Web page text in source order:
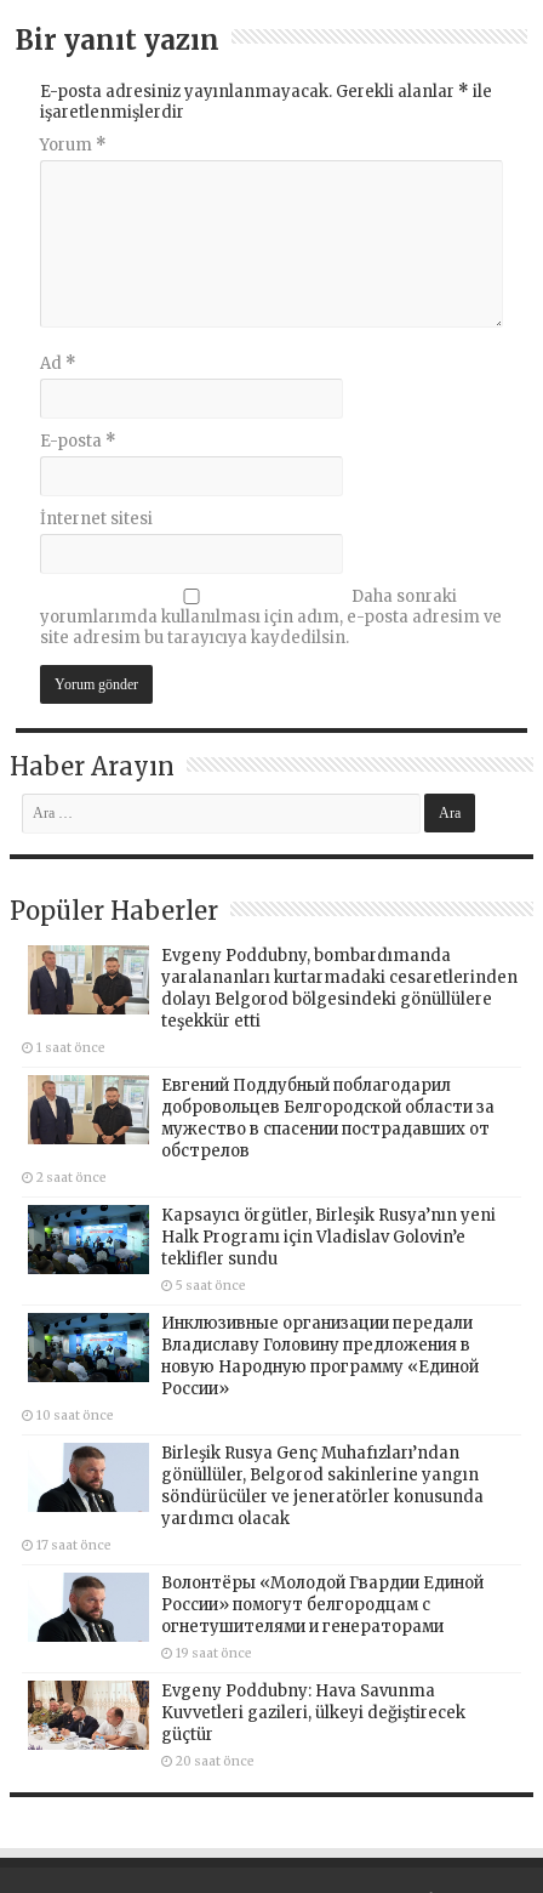
Bir yanıt yazın
E-posta adresiniz yayınlanmayacak. Gerekli alanlar * ile
işaretlenmişlerdir
Yorum *
Ad *
E-posta *
İnternet sitesi
Daha sonraki
yorumlarımda kullanılması için adım, e-posta adresim ve
site adresim bu tarayıcıya kaydedilsin.
Haber Arayın
Popüler Haberler
Evgeny Poddubny, bombardımanda
yaralananları kurtarmadaki cesaretlerinden
dolayı Belgorod bölgesindeki gönüllülere
teşekkür etti
1 saat önce
Евгений Поддубный поблагодарил
добровольцев Белгородской области за
мужество в спасении пострадавших от
обстрелов
2 saat önce
Kapsayıcı örgütler, Birleşik Rusya’nın yeni
Halk Programı için Vladislav Golovin’e
teklifler sundu
5 saat önce
Инклюзивные организации передали
Владиславу Головину предложения в
новую Народную программу «Единой
России»
10 saat önce
Birleşik Rusya Genç Muhafızları’ndan
gönüllüler, Belgorod sakinlerine yangın
söndürücüler ve jeneratörler konusunda
yardımcı olacak
17 saat önce
Волонтёры «Молодой Гвардии Единой
России» помогут белгородцам с
огнетушителями и генераторами
19 saat önce
Evgeny Poddubny: Hava Savunma
Kuvvetleri gazileri, ülkeyi değiştirecek
güçtür
20 saat önce